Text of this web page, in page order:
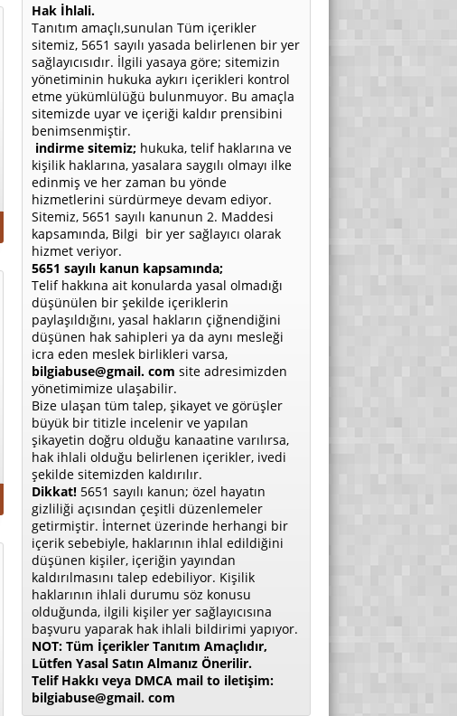
Hak İhlali.
Tanıtım amaçlı,sunulan Tüm içerikler
sitemiz, 5651 sayılı yasada belirlenen bir yer
sağlayıcısıdır. İlgili yasaya göre; sitemizin
yönetiminin hukuka aykırı içerikleri kontrol
etme yükümlülüğü bulunmuyor. Bu amaçla
sitemizde uyar ve içeriği kaldır prensibini
benimsenmiştir.
indirme sitemiz; hukuka, telif haklarına ve
kişilik haklarına, yasalara saygılı olmayı ilke
edinmiş ve her zaman bu yönde
hizmetlerini sürdürmeye devam ediyor.
Sitemiz, 5651 sayılı kanunun 2. Maddesi
kapsamında, Bilgi bir yer sağlayıcı olarak
hizmet veriyor.
5651 sayılı kanun kapsamında;
Telif hakkına ait konularda yasal olmadığı
düşünülen bir şekilde içeriklerin
paylaşıldığını, yasal hakların çiğnendiğini
düşünen hak sahipleri ya da aynı mesleği
icra eden meslek birlikleri varsa,
bilgiabuse@gmail. com site adresimizden
yönetimimize ulaşabilir.
Bize ulaşan tüm talep, şikayet ve görüşler
büyük bir titizle incelenir ve yapılan
şikayetin doğru olduğu kanaatine varılırsa,
hak ihlali olduğu belirlenen içerikler, ivedi
şekilde sitemizden kaldırılır.
Dikkat! 5651 sayılı kanun; özel hayatın
gizliliği açısından çeşitli düzenlemeler
getirmiştir. İnternet üzerinde herhangi bir
içerik sebebiyle, haklarının ihlal edildiğini
düşünen kişiler, içeriğin yayından
kaldırılmasını talep edebiliyor. Kişilik
haklarının ihlali durumu söz konusu
olduğunda, ilgili kişiler yer sağlayıcısına
başvuru yaparak hak ihlali bildirimi yapıyor.
NOT: Tüm İçerikler Tanıtım Amaçlıdır,
Lütfen Yasal Satın Almanız Önerilir.
Telif Hakkı veya DMCA mail to iletişim:
bilgiabuse@gmail. com